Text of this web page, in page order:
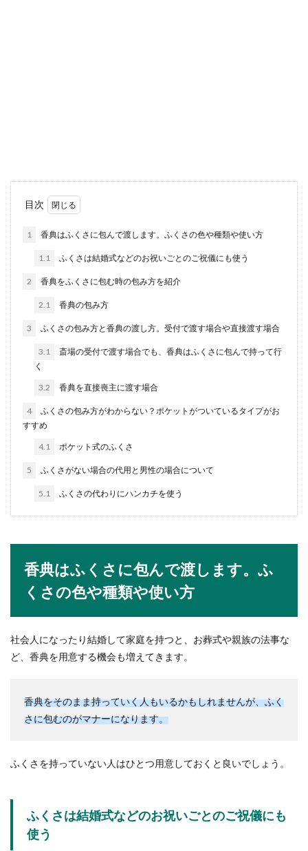
2対2で行うダブルスの試合があります。ダブルス
の試合に...
ダンスの上達期間と効率的なコツコツ
練習で上達スピードもアップ
のでしょうか？ダンスを始めたばかりだと、いつ
になったら人...
どうして質問に答えないの？相手の心
スノボ始める初心者に必要なセットは
何があるの？
今年の冬に初めてスノボに挑戦する初心者なら、
まず始めることは道具などの準備です。スポーツ
目次
1 香典はふくさに包んで渡します。ふくさの色や種類や使い方
1.1 ふくさは結婚式などのお祝いごとのご祝儀にも使う
2 香典をふくさに包む時の包み方を紹介
2.1 香典の包み方
3 ふくさの包み方と香典の渡し方。受付で渡す場合や直接渡す場合
3.1
斎場の受付で渡す場合でも、香典はふくさに包んで持って行
く
3.2 香典を直接喪主に渡す場合
4
ふくさの包み方がわからない？ポケットがついているタイプがお
すすめ
4.1 ポケット式のふくさ
5 ふくさがない場合の代用と男性の場合について
5.1 ふくさの代わりにハンカチを使う
香典はふくさに包んで渡します。ふ
くさの色や種類や使い方
社会人になったり結婚して家庭を持つと、お葬式や親族の法事な
ど、香典を用意する機会も増えてきます。
香典をそのまま持っていく人もいるかもしれませんが、ふく
さに包むのがマナーになります。
ふくさを持っていない人はひとつ用意しておくと良いでしょう。
ふくさは結婚式などのお祝いごとのご祝儀にも
使う